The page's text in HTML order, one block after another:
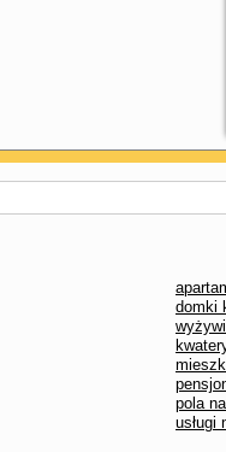
domki
pola
usługi